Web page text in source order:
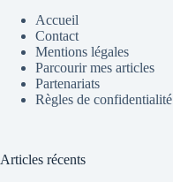
Accueil
Contact
Mentions légales
Parcourir mes articles
Partenariats
Règles de confidentialité
Articles récents